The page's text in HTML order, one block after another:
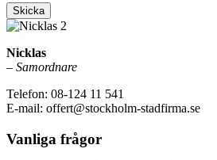
Skicka
Nicklas
– Samordnare
Telefon: 08-124 11 541
E-mail: offert@stockholm-stadfirma.se
Vanliga frågor